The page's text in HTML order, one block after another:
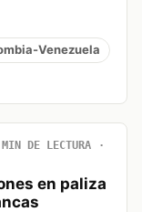
Venezuela
DE LECTURA
en paliza